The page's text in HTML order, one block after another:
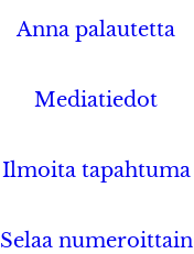
Anna palautetta
Mediatiedot
Ilmoita tapahtuma
Selaa numeroittain